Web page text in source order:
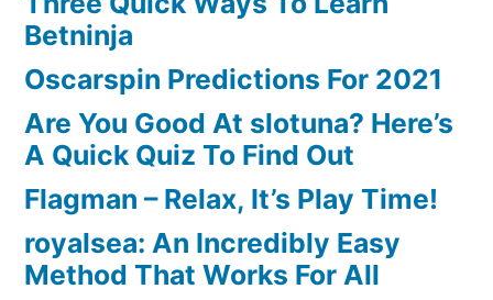
Betninja
Oscarspin Predictions For 2021
Are You Good At slotuna? Here’s
A Quick Quiz To Find Out
Flagman – Relax, It’s Play Time!
royalsea: An Incredibly Easy
Method That Works For All